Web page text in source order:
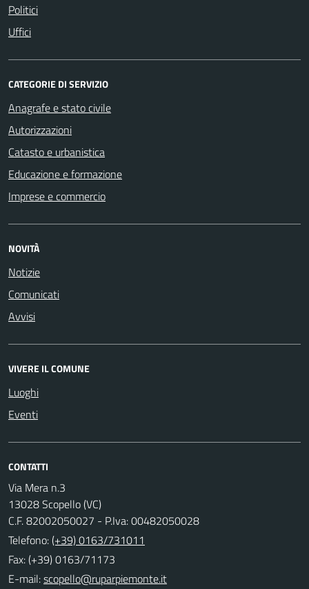
Politici
Uffici
CATEGORIE DI SERVIZIO
Anagrafe e stato civile
Autorizzazioni
Catasto e urbanistica
Educazione e formazione
Imprese e commercio
NOVITÀ
Notizie
Comunicati
Avvisi
VIVERE IL COMUNE
Luoghi
Eventi
CONTATTI
Via Mera n.3
13028 Scopello (VC)
C.F. 82002050027 - P.Iva: 00482050028
Telefono:(+39) 0163/731011
Fax: (+39) 0163/71173
E-mail: